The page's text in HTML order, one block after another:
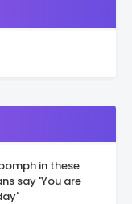
in these
say 'You are